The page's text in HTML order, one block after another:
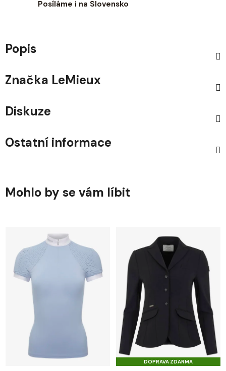
Posíláme i na Slovensko
Popis
Značka LeMieux
Diskuze
Ostatní informace
Mohlo by se vám líbit
DOPRAVA ZDARMA